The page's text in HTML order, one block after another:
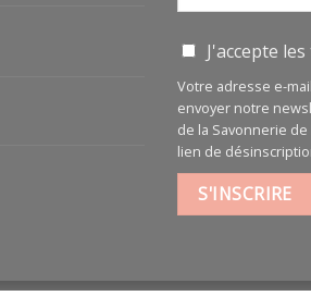
J'accepte les
Votre adresse e-
envoyer notre
de la Savonnerie
lien de